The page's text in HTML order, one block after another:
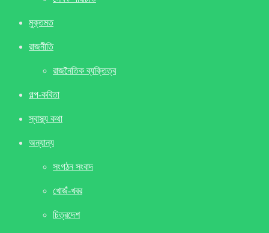
মুক্তমত
রাজনীতি
রাজনৈতিক ব্যক্তিত্ব
গল্প-কবিতা
স্বাস্থ্য কথা
অন্যান্য
সংগঠন সংবাদ
খােজঁ-খবর
চিত্রদেশ